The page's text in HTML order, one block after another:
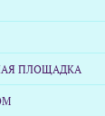
ПЛОЩАДКА